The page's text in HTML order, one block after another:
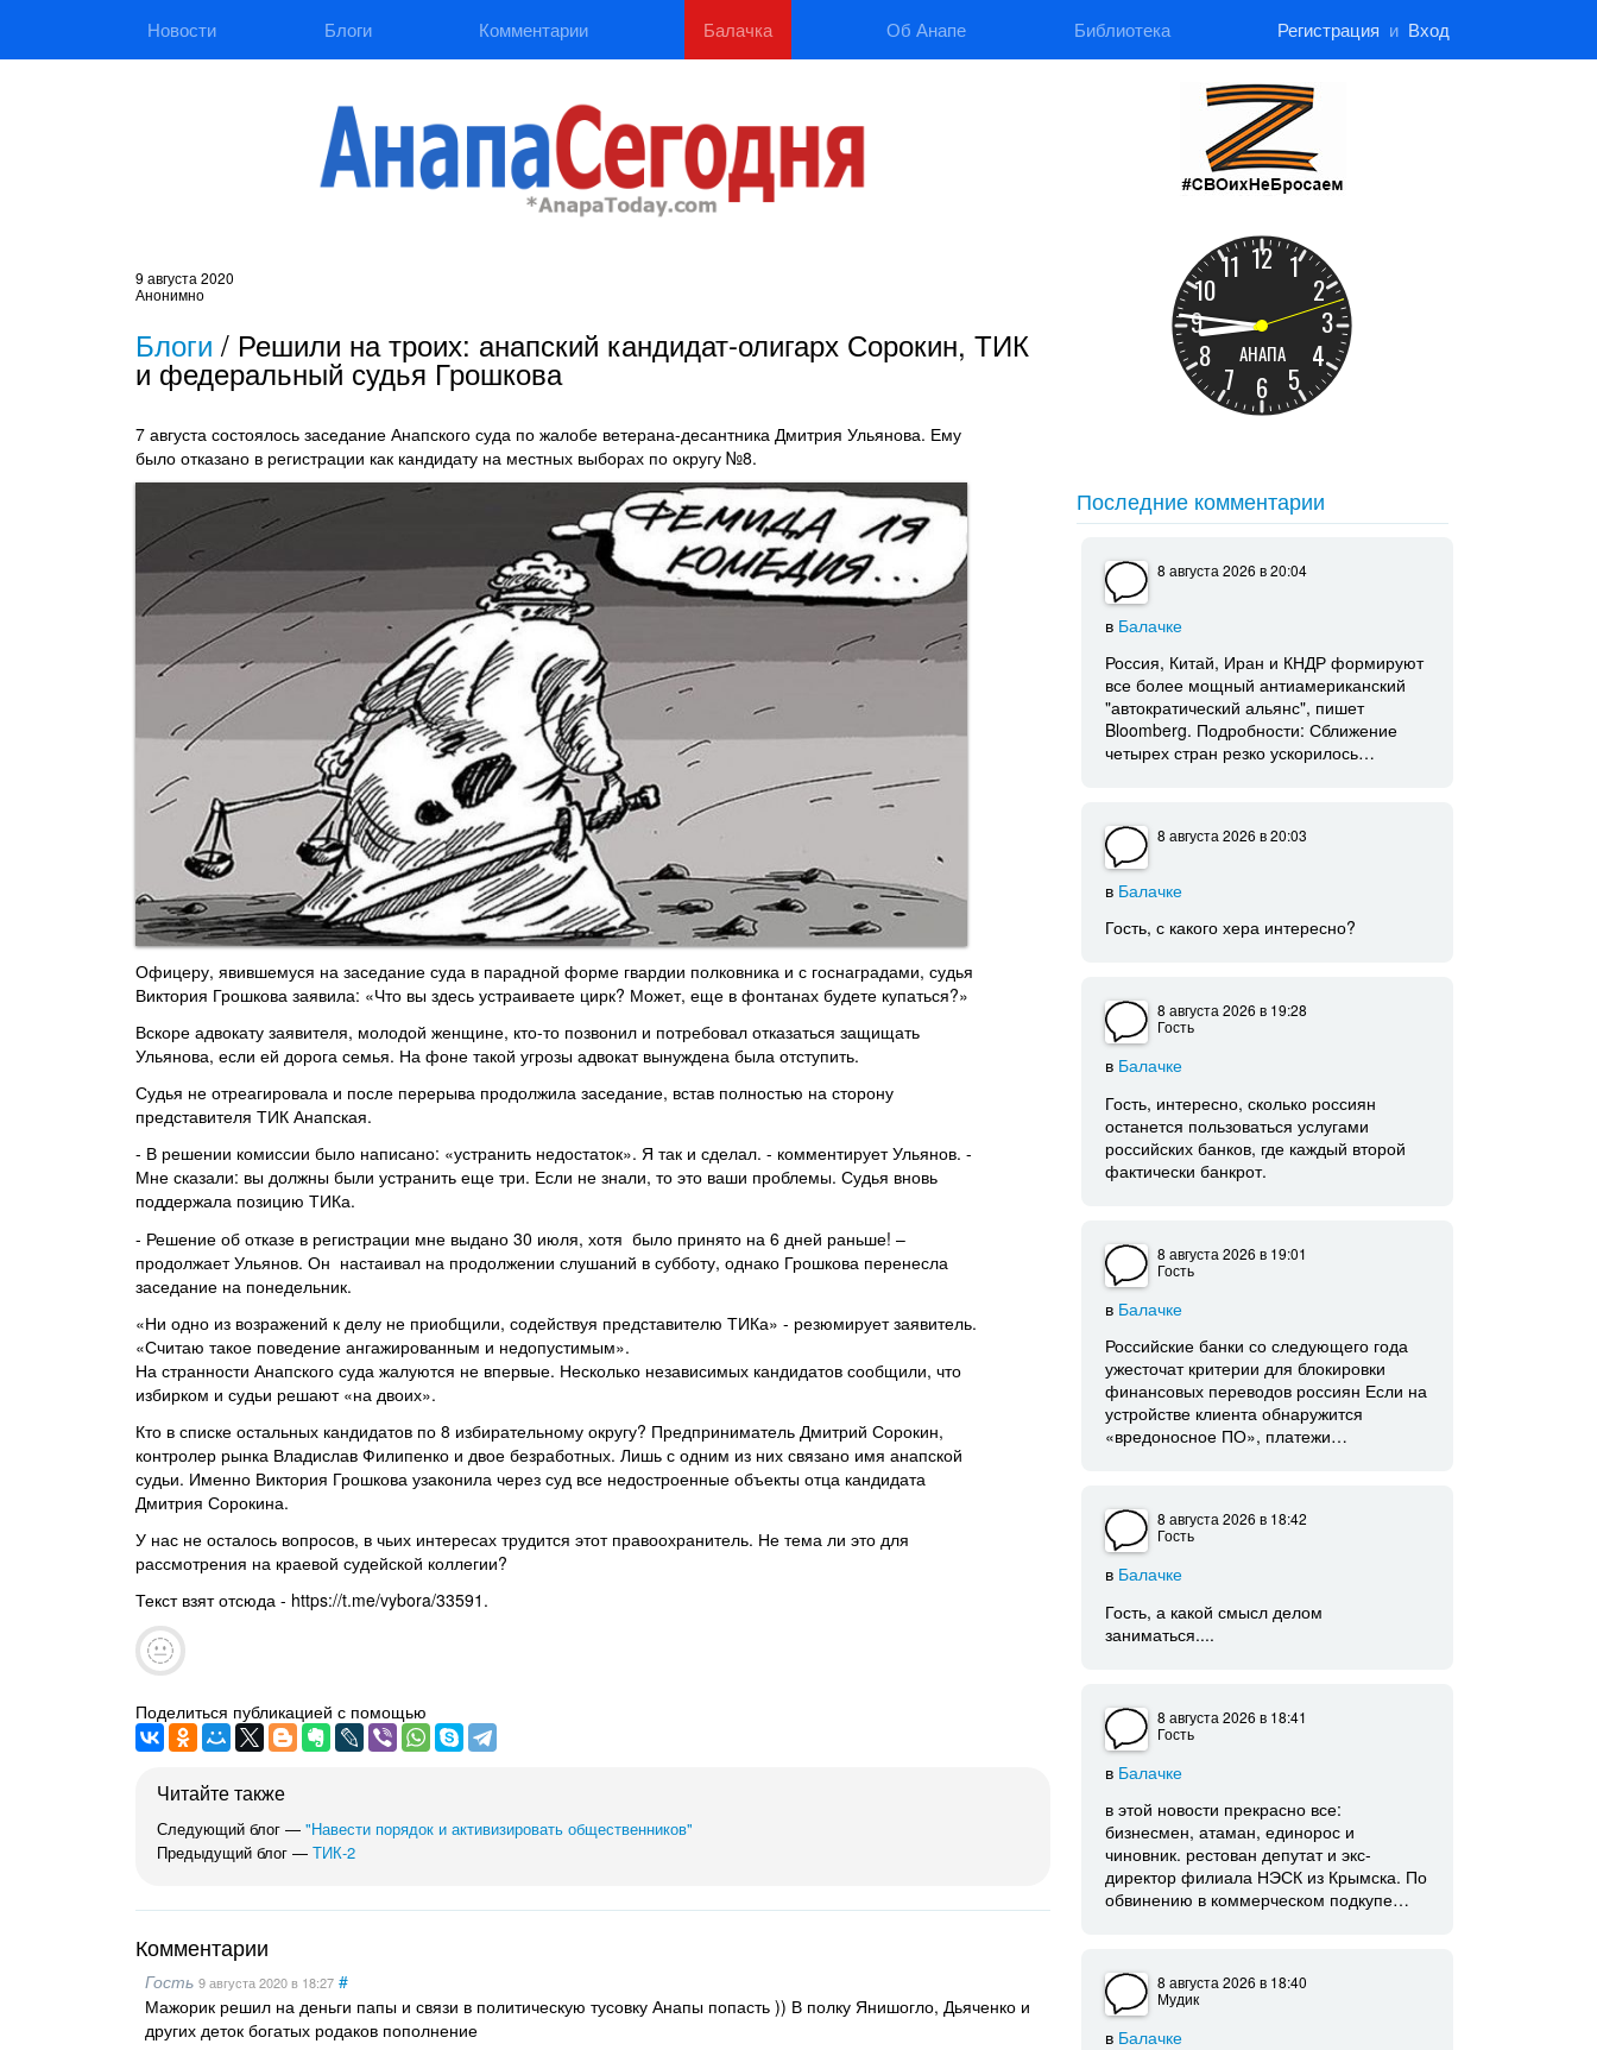
Новости Блоги Комментарии Балачка Об Анапе Библиотека Регистрация и Вход
9 августа 2020
Анонимно
Блоги / Решили на троих: анапский кандидат-олигарх Сорокин, ТИК
и федеральный судья Грошкова
7 августа состоялось заседание Анапского суда по жалобе ветерана-десантника Дмитрия Ульянова. Ему
было отказано в регистрации как кандидату на местных выборах по округу №8.
Офицеру, явившемуся на заседание суда в парадной форме гвардии полковника и с госнаградами, судья
Виктория Грошкова заявила: «Что вы здесь устраиваете цирк? Может, еще в фонтанах будете купаться?»
Вскоре адвокату заявителя, молодой женщине, кто-то позвонил и потребовал отказаться защищать
Ульянова, если ей дорога семья. На фоне такой угрозы адвокат вынуждена была отступить.
Судья не отреагировала и после перерыва продолжила заседание, встав полностью на сторону
представителя ТИК Анапская.
- В решении комиссии было написано: «устранить недостаток». Я так и сделал. - комментирует Ульянов. -
Мне сказали: вы должны были устранить еще три. Если не знали, то это ваши проблемы. Судья вновь
поддержала позицию ТИКа.
- Решение об отказе в регистрации мне выдано 30 июля, хотя было принято на 6 дней раньше! –
продолжает Ульянов. Он настаивал на продолжении слушаний в субботу, однако Грошкова перенесла
заседание на понедельник.
«Ни одно из возражений к делу не приобщили, содействуя представителю ТИКа» - резюмирует заявитель.
«Считаю такое поведение ангажированным и недопустимым».
На странности Анапского суда жалуются не впервые. Несколько независимых кандидатов сообщили, что
избирком и судьи решают «на двоих».
Кто в списке остальных кандидатов по 8 избирательному округу? Предприниматель Дмитрий Сорокин,
контролер рынка Владислав Филипенко и двое безработных. Лишь с одним из них связано имя анапской
судьи. Именно Виктория Грошкова узаконила через суд все недостроенные объекты отца кандидата
Дмитрия Сорокина.
У нас не осталось вопросов, в чьих интересах трудится этот правоохранитель. Не тема ли это для
рассмотрения на краевой судейской коллегии?
Текст взят отсюда - https://t.me/vybora/33591.
Поделиться публикацией с помощью
Читайте также
Следующий блог — "Навести порядок и активизировать общественников"
Предыдущий блог — ТИК-2
Комментарии
Гость 9 августа 2020в 18:27 #
Мажорик решил на деньги папы и связи в политическую тусовку Анапы попасть )) В полку Янишогло, Дьяченко и
других деток богатых родаков пополнение
Последние комментарии
8 августа 2026в 20:04
в Балачке
Россия, Китай, Иран и КНДР формируют
все более мощный антиамериканский
"автократический альянс", пишет
Bloomberg. Подробности: Сближение
четырех стран резко ускорилось…
8 августа 2026в 20:03
в Балачке
Гость, с какого хера интересно?
8 августа 2026в 19:28
Гость
в Балачке
Гость, интересно, сколько россиян
останется пользоваться услугами
российских банков, где каждый второй
фактически банкрот.
8 августа 2026в 19:01
Гость
в Балачке
Российские банки со следующего года
ужесточат критерии для блокировки
финансовых переводов россиян Если на
устройстве клиента обнаружится
«вредоносное ПО», платежи…
8 августа 2026в 18:42
Гость
в Балачке
Гость, а какой смысл делом
заниматься....
8 августа 2026в 18:41
Гость
в Балачке
в этой новости прекрасно все:
бизнесмен, атаман, единорос и
чиновник. рестован депутат и экс-
директор филиала НЭСК из Крымска. По
обвинению в коммерческом подкупе…
8 августа 2026в 18:40
Мудик
в Балачке